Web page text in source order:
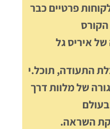
פרטיים כבר
של איריס גל
התעודה, תוכל.י
של מלוות דרך
השראה.